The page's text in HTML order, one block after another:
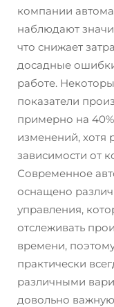
компании
наблюдают
что снижает
досадные
работе.
показатели
примерно на
изменений, хотя
зависимости от
Современное
оснащено
управления,
отслеживать
времени,
практически
различными
довольно